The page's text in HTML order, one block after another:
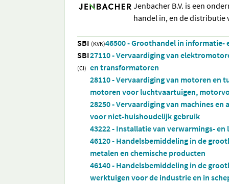
Jenbacher B.V. is een
handel in, en de distributie
SBI (KVK)46500 - Groothandel in
SBI
(CI)
27110 - Vervaardiging van
en transformatoren
28110 - Vervaardiging van motoren en
motoren voor luchtvaartuigen,
28250 - Vervaardiging van machines
voor niet-huishoudelijk gebruik
43222 - Installatie van verwarmings-
46120 - Handelsbemiddeling in de
metalen en chemische producten
46140 - Handelsbemiddeling in de
werktuigen voor de industrie en in